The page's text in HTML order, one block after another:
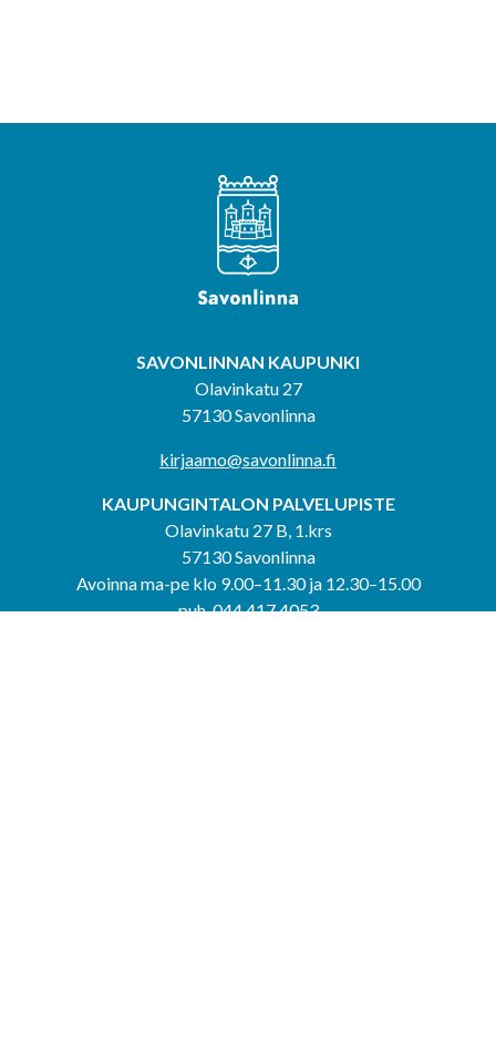
SAVONLINNAN KAUPUNKI
Olavinkatu 27
57130 Savonlinna
kirjaamo@savonlinna.fi
KAUPUNGINTALON PALVELUPISTE
Olavinkatu 27 B, 1.krs
57130 Savonlinna
Avoinna ma-pe klo 9.00–11.30 ja 12.30–15.00
puh. 044 417 4053